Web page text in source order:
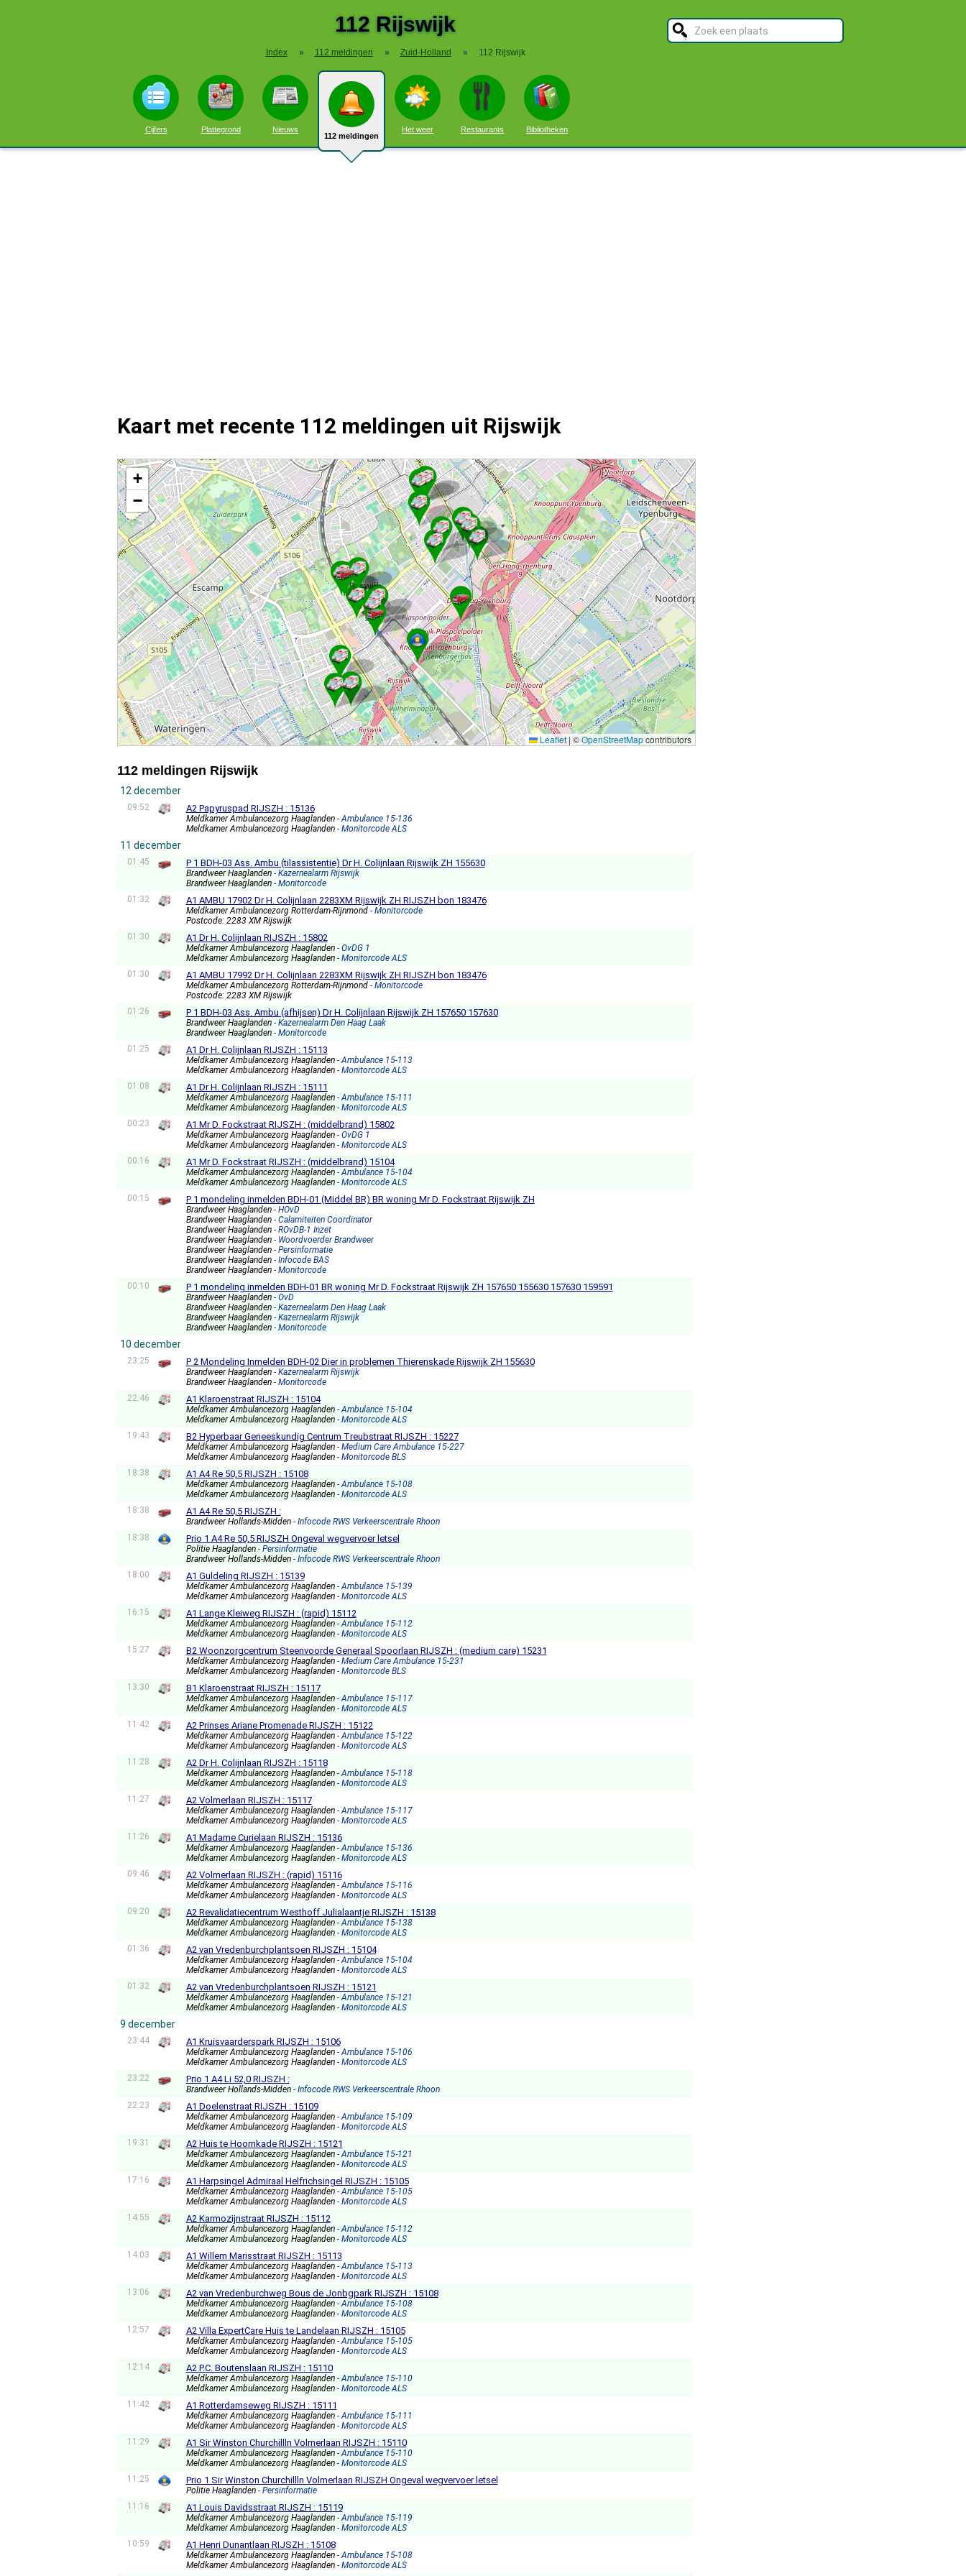
112 Rijswijk
Index » 112 meldingen » Zuid-Holland » 112 Rijswijk
Cijfers Plattegrond Nieuws
112 meldingen
Het weer Restaurants Bibliotheken
Kaart met recente 112 meldingen uit Rijswijk
Kaart Rijswijk met de meest recente 112 meldingen.
+
−
Leaflet |©OpenStreetMapcontributors
112 meldingen Rijswijk
12 december
09:52 A2 Papyruspad RIJSZH : 15136
Meldkamer Ambulancezorg Haaglanden - Ambulance 15-136
Meldkamer Ambulancezorg Haaglanden - Monitorcode ALS
11 december
01:45 P 1 BDH-03 Ass. Ambu (tilassistentie) Dr H. Colijnlaan Rijswijk ZH 155630
Brandweer Haaglanden - Kazernealarm Rijswijk
Brandweer Haaglanden - Monitorcode
01:32
A1 AMBU 17902 Dr H. Colijnlaan 2283XM Rijswijk ZH RIJSZH bon 183476
Meldkamer Ambulancezorg Rotterdam-Rijnmond - Monitorcode
Postcode: 2283 XM Rijswijk
01:30
A1 Dr H. Colijnlaan RIJSZH : 15802
Meldkamer Ambulancezorg Haaglanden - OvDG 1
Meldkamer Ambulancezorg Haaglanden - Monitorcode ALS
01:30
A1 AMBU 17992 Dr H. Colijnlaan 2283XM Rijswijk ZH RIJSZH bon 183476
Meldkamer Ambulancezorg Rotterdam-Rijnmond - Monitorcode
Postcode: 2283 XM Rijswijk
01:26
P 1 BDH-03 Ass. Ambu (afhijsen) Dr H. Colijnlaan Rijswijk ZH 157650 157630
Brandweer Haaglanden - Kazernealarm Den Haag Laak
Brandweer Haaglanden - Monitorcode
01:25
A1 Dr H. Colijnlaan RIJSZH : 15113
Meldkamer Ambulancezorg Haaglanden - Ambulance 15-113
Meldkamer Ambulancezorg Haaglanden - Monitorcode ALS
01:08
A1 Dr H. Colijnlaan RIJSZH : 15111
Meldkamer Ambulancezorg Haaglanden - Ambulance 15-111
Meldkamer Ambulancezorg Haaglanden - Monitorcode ALS
00:23
A1 Mr D. Fockstraat RIJSZH : (middelbrand) 15802
Meldkamer Ambulancezorg Haaglanden - OvDG 1
Meldkamer Ambulancezorg Haaglanden - Monitorcode ALS
00:16
A1 Mr D. Fockstraat RIJSZH : (middelbrand) 15104
Meldkamer Ambulancezorg Haaglanden - Ambulance 15-104
Meldkamer Ambulancezorg Haaglanden - Monitorcode ALS
00:15
P 1 mondeling inmelden BDH-01 (Middel BR) BR woning Mr D. Fockstraat Rijswijk ZH
Brandweer Haaglanden - HOvD
Brandweer Haaglanden - Calamiteiten Coordinator
Brandweer Haaglanden - ROvDB-1 Inzet
Brandweer Haaglanden - Woordvoerder Brandweer
Brandweer Haaglanden - Persinformatie
Brandweer Haaglanden - Infocode BAS
Brandweer Haaglanden - Monitorcode
00:10
P 1 mondeling inmelden BDH-01 BR woning Mr D. Fockstraat Rijswijk ZH 157650 155630 157630 159591
Brandweer Haaglanden - OvD
Brandweer Haaglanden - Kazernealarm Den Haag Laak
Brandweer Haaglanden - Kazernealarm Rijswijk
Brandweer Haaglanden - Monitorcode
10 december
23:25 P 2 Mondeling Inmelden BDH-02 Dier in problemen Thierenskade Rijswijk ZH 155630
Brandweer Haaglanden - Kazernealarm Rijswijk
Brandweer Haaglanden - Monitorcode
22:46
A1 Klaroenstraat RIJSZH : 15104
Meldkamer Ambulancezorg Haaglanden - Ambulance 15-104
Meldkamer Ambulancezorg Haaglanden - Monitorcode ALS
19:43
B2 Hyperbaar Geneeskundig Centrum Treubstraat RIJSZH : 15227
Meldkamer Ambulancezorg Haaglanden - Medium Care Ambulance 15-227
Meldkamer Ambulancezorg Haaglanden - Monitorcode BLS
18:38
A1 A4 Re 50,5 RIJSZH : 15108
Meldkamer Ambulancezorg Haaglanden - Ambulance 15-108
Meldkamer Ambulancezorg Haaglanden - Monitorcode ALS
18:38
A1 A4 Re 50,5 RIJSZH :
Brandweer Hollands-Midden - Infocode RWS Verkeerscentrale Rhoon
18:38
Prio 1 A4 Re 50,5 RIJSZH Ongeval wegvervoer letsel
Politie Haaglanden - Persinformatie
Brandweer Hollands-Midden - Infocode RWS Verkeerscentrale Rhoon
18:00
A1 Guldeling RIJSZH : 15139
Meldkamer Ambulancezorg Haaglanden - Ambulance 15-139
Meldkamer Ambulancezorg Haaglanden - Monitorcode ALS
16:15
A1 Lange Kleiweg RIJSZH : (rapid) 15112
Meldkamer Ambulancezorg Haaglanden - Ambulance 15-112
Meldkamer Ambulancezorg Haaglanden - Monitorcode ALS
15:27
B2 Woonzorgcentrum Steenvoorde Generaal Spoorlaan RIJSZH : (medium care) 15231
Meldkamer Ambulancezorg Haaglanden - Medium Care Ambulance 15-231
Meldkamer Ambulancezorg Haaglanden - Monitorcode BLS
13:30
B1 Klaroenstraat RIJSZH : 15117
Meldkamer Ambulancezorg Haaglanden - Ambulance 15-117
Meldkamer Ambulancezorg Haaglanden - Monitorcode ALS
11:42
A2 Prinses Ariane Promenade RIJSZH : 15122
Meldkamer Ambulancezorg Haaglanden - Ambulance 15-122
Meldkamer Ambulancezorg Haaglanden - Monitorcode ALS
11:28
A2 Dr H. Colijnlaan RIJSZH : 15118
Meldkamer Ambulancezorg Haaglanden - Ambulance 15-118
Meldkamer Ambulancezorg Haaglanden - Monitorcode ALS
11:27
A2 Volmerlaan RIJSZH : 15117
Meldkamer Ambulancezorg Haaglanden - Ambulance 15-117
Meldkamer Ambulancezorg Haaglanden - Monitorcode ALS
11:26
A1 Madame Curielaan RIJSZH : 15136
Meldkamer Ambulancezorg Haaglanden - Ambulance 15-136
Meldkamer Ambulancezorg Haaglanden - Monitorcode ALS
09:46
A2 Volmerlaan RIJSZH : (rapid) 15116
Meldkamer Ambulancezorg Haaglanden - Ambulance 15-116
Meldkamer Ambulancezorg Haaglanden - Monitorcode ALS
09:20
A2 Revalidatiecentrum Westhoff Julialaantje RIJSZH : 15138
Meldkamer Ambulancezorg Haaglanden - Ambulance 15-138
Meldkamer Ambulancezorg Haaglanden - Monitorcode ALS
01:36
A2 van Vredenburchplantsoen RIJSZH : 15104
Meldkamer Ambulancezorg Haaglanden - Ambulance 15-104
Meldkamer Ambulancezorg Haaglanden - Monitorcode ALS
01:32
A2 van Vredenburchplantsoen RIJSZH : 15121
Meldkamer Ambulancezorg Haaglanden - Ambulance 15-121
Meldkamer Ambulancezorg Haaglanden - Monitorcode ALS
9 december
23:44 A1 Kruisvaarderspark RIJSZH : 15106
Meldkamer Ambulancezorg Haaglanden - Ambulance 15-106
Meldkamer Ambulancezorg Haaglanden - Monitorcode ALS
23:22
Prio 1 A4 Li 52,0 RIJSZH :
Brandweer Hollands-Midden - Infocode RWS Verkeerscentrale Rhoon
22:23
A1 Doelenstraat RIJSZH : 15109
Meldkamer Ambulancezorg Haaglanden - Ambulance 15-109
Meldkamer Ambulancezorg Haaglanden - Monitorcode ALS
19:31
A2 Huis te Hoornkade RIJSZH : 15121
Meldkamer Ambulancezorg Haaglanden - Ambulance 15-121
Meldkamer Ambulancezorg Haaglanden - Monitorcode ALS
17:16
A1 Harpsingel Admiraal Helfrichsingel RIJSZH : 15105
Meldkamer Ambulancezorg Haaglanden - Ambulance 15-105
Meldkamer Ambulancezorg Haaglanden - Monitorcode ALS
14:55
A2 Karmozijnstraat RIJSZH : 15112
Meldkamer Ambulancezorg Haaglanden - Ambulance 15-112
Meldkamer Ambulancezorg Haaglanden - Monitorcode ALS
14:03
A1 Willem Marisstraat RIJSZH : 15113
Meldkamer Ambulancezorg Haaglanden - Ambulance 15-113
Meldkamer Ambulancezorg Haaglanden - Monitorcode ALS
13:06
A2 van Vredenburchweg Bous de Jonbgpark RIJSZH : 15108
Meldkamer Ambulancezorg Haaglanden - Ambulance 15-108
Meldkamer Ambulancezorg Haaglanden - Monitorcode ALS
12:57
A2 Villa ExpertCare Huis te Landelaan RIJSZH : 15105
Meldkamer Ambulancezorg Haaglanden - Ambulance 15-105
Meldkamer Ambulancezorg Haaglanden - Monitorcode ALS
12:14
A2 P.C. Boutenslaan RIJSZH : 15110
Meldkamer Ambulancezorg Haaglanden - Ambulance 15-110
Meldkamer Ambulancezorg Haaglanden - Monitorcode ALS
11:42
A1 Rotterdamseweg RIJSZH : 15111
Meldkamer Ambulancezorg Haaglanden - Ambulance 15-111
Meldkamer Ambulancezorg Haaglanden - Monitorcode ALS
11:29
A1 Sir Winston Churchillln Volmerlaan RIJSZH : 15110
Meldkamer Ambulancezorg Haaglanden - Ambulance 15-110
Meldkamer Ambulancezorg Haaglanden - Monitorcode ALS
11:25
Prio 1 Sir Winston Churchillln Volmerlaan RIJSZH Ongeval wegvervoer letsel
Politie Haaglanden - Persinformatie
11:16
A1 Louis Davidsstraat RIJSZH : 15119
Meldkamer Ambulancezorg Haaglanden - Ambulance 15-119
Meldkamer Ambulancezorg Haaglanden - Monitorcode ALS
10:59
A1 Henri Dunantlaan RIJSZH : 15108
Meldkamer Ambulancezorg Haaglanden - Ambulance 15-108
Meldkamer Ambulancezorg Haaglanden - Monitorcode ALS